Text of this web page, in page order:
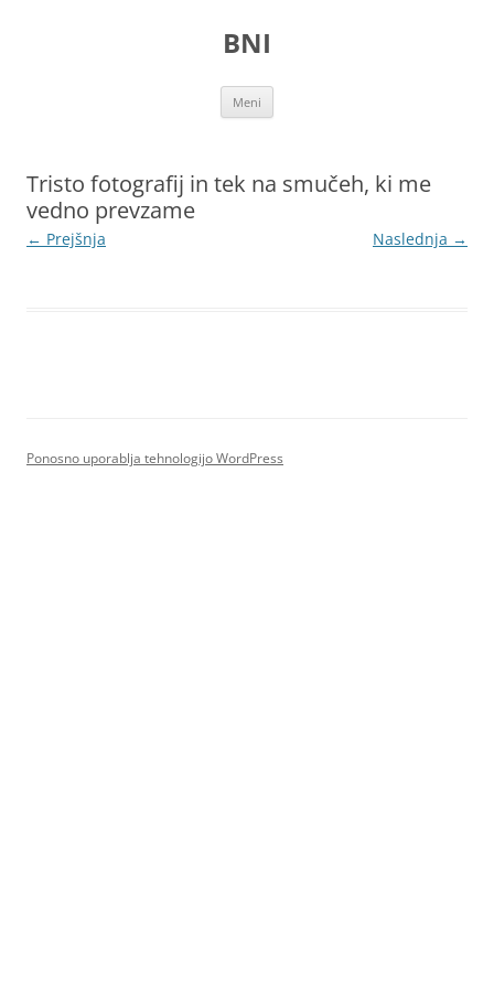
BNI
Meni
Tristo fotografij in tek na smučeh, ki me
vedno prevzame
← Prejšnja Naslednja →
Ponosno uporablja tehnologijo WordPress